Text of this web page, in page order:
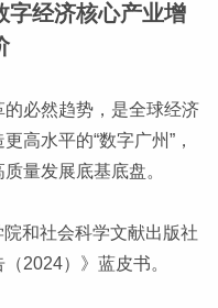
字经济核心产业增
必然趋势，是全球经济
高水平的“数字广州”，
量发展底基底盘。
和社会科学文献出版社
2024）》蓝皮书。